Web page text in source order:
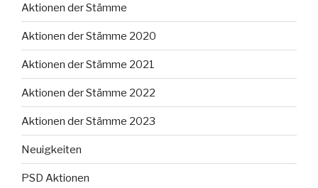
Aktionen der Stämme
Aktionen der Stämme 2020
Aktionen der Stämme 2021
Aktionen der Stämme 2022
Aktionen der Stämme 2023
Neuigkeiten
PSD Aktionen